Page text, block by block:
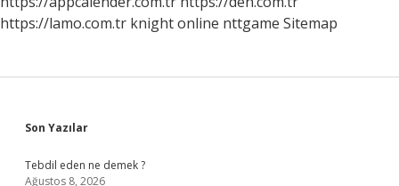
https://lamo.com.tr knight online nttgame Sitemap
Sidebar
Son Yazılar
Tebdil eden ne demek ?
Ağustos 8, 2026